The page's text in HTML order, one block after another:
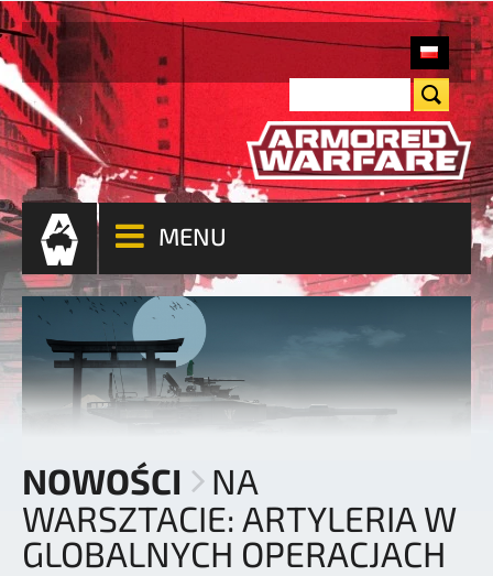
MENU
NOWOŚCI
NA
WARSZTACIE: ARTYLERIA W
GLOBALNYCH OPERACJACH